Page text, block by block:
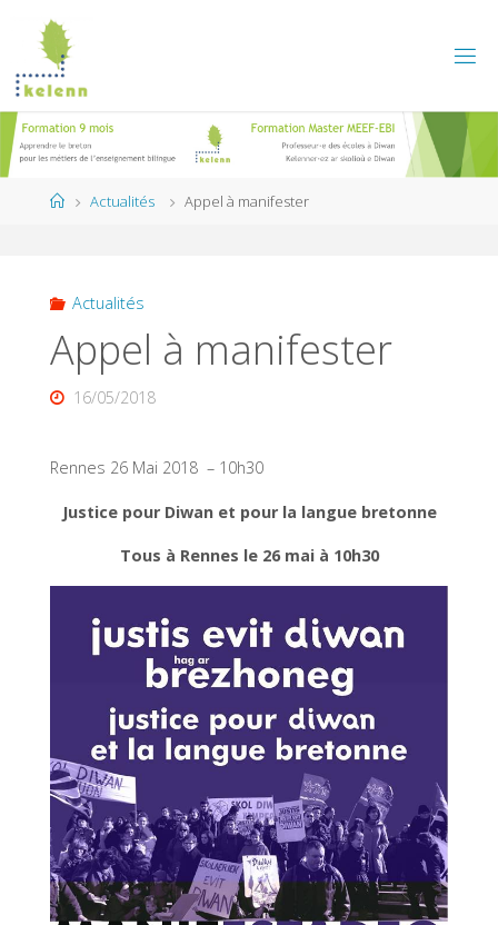
content
HomeActualités Appel à manifester
Actualités
Appel à manifester
16/05/2018
Rennes 26 Mai 2018 – 10h30
Justice pour Diwan et pour la langue bretonne
Tous à Rennes le 26 mai à 10h30